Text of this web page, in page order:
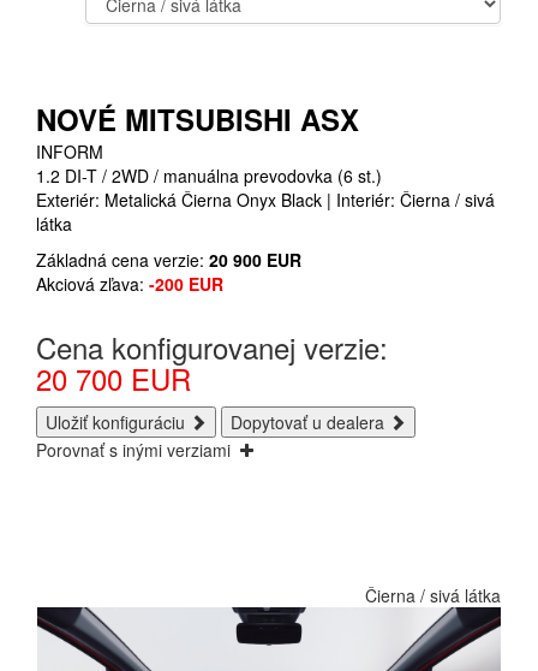
NOVÉ MITSUBISHI ASX
INFORM
1.2 DI-T / 2WD / manuálna prevodovka (6 st.)
Exteriér: Metalická Čierna Onyx Black | Interiér: Čierna / sivá
látka
Základná cena verzie: 20 900 EUR
Akciová zľava: -200 EUR
Cena konfigurovanej verzie:
20 700 EUR
Uložiť konfiguráciu
Dopytovať u dealera
Porovnať s inými verziami
Čierna / sivá látka